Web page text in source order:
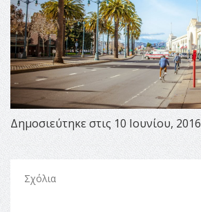
Δημοσιεύτηκε στις 10 Ιουνίου, 2016
Σχόλια